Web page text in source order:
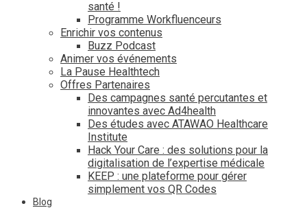
santé !
Programme Workfluenceurs
Enrichir vos contenus
Buzz Podcast
Animer vos événements
La Pause Healthtech
Offres Partenaires
Des campagnes santé percutantes et
innovantes avec Ad4health
Des études avec ATAWAO Healthcare
Institute
Hack Your Care : des solutions pour la
digitalisation de l’expertise médicale
KEEP : une plateforme pour gérer
simplement vos QR Codes
Blog